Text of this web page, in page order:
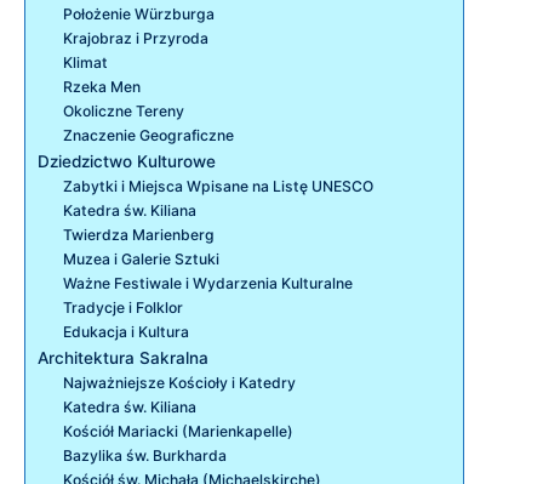
Położenie Würzburga
Krajobraz i Przyroda
Klimat
Rzeka Men
Okoliczne Tereny
Znaczenie Geograficzne
Dziedzictwo Kulturowe
Zabytki i Miejsca Wpisane na Listę UNESCO
Katedra św. Kiliana
Twierdza Marienberg
Muzea i Galerie Sztuki
Ważne Festiwale i Wydarzenia Kulturalne
Tradycje i Folklor
Edukacja i Kultura
Architektura Sakralna
Najważniejsze Kościoły i Katedry
Katedra św. Kiliana
Kościół Mariacki (Marienkapelle)
Bazylika św. Burkharda
Kościół św. Michała (Michaelskirche)